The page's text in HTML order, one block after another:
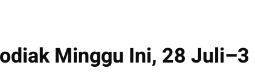
Minggu Ini, 28 Juli–3